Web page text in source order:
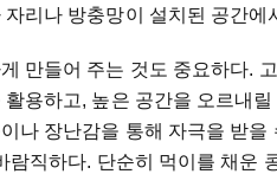
자리나 방충망이 설치된 공간
만들어 주는 것도 중요하다.
활용하고, 높은 공간을 오르내
나 장난감을 통해 자극을 받
람직하다. 단순히 먹이를 채운